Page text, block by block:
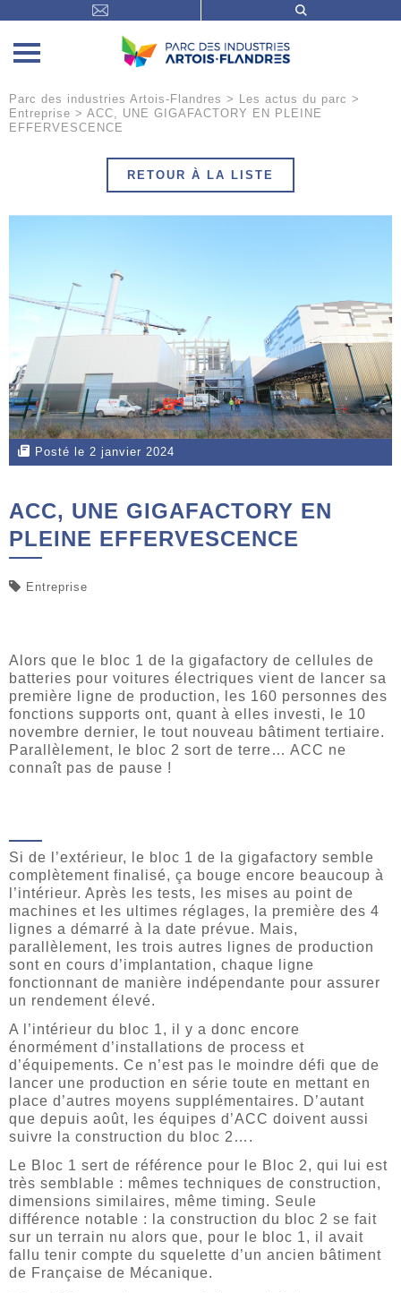
Parc des industries Artois-Flandres > Les actus du parc >
Entreprise > ACC, UNE GIGAFACTORY EN PLEINE
EFFERVESCENCE
RETOUR À LA LISTE
Posté le 2 janvier 2024
ACC, UNE GIGAFACTORY EN
PLEINE EFFERVESCENCE
Entreprise
Alors que le bloc 1 de la gigafactory de cellules de
batteries pour voitures électriques vient de lancer sa
première ligne de production, les 160 personnes des
fonctions supports ont, quant à elles investi, le 10
novembre dernier, le tout nouveau bâtiment tertiaire.
Parallèlement, le bloc 2 sort de terre… ACC ne
connaît pas de pause !
Si de l’extérieur, le bloc 1 de la gigafactory semble
complètement finalisé, ça bouge encore beaucoup à
l’intérieur. Après les tests, les mises au point de
machines et les ultimes réglages, la première des 4
lignes a démarré à la date prévue. Mais,
parallèlement, les trois autres lignes de production
sont en cours d’implantation, chaque ligne
fonctionnant de manière indépendante pour assurer
un rendement élevé.
A l’intérieur du bloc 1, il y a donc encore
énormément d’installations de process et
d’équipements. Ce n’est pas le moindre défi que de
lancer une production en série toute en mettant en
place d’autres moyens supplémentaires. D’autant
que depuis août, les équipes d’ACC doivent aussi
suivre la construction du bloc 2….
Le Bloc 1 sert de référence pour le Bloc 2, qui lui est
très semblable : mêmes techniques de construction,
dimensions similaires, même timing. Seule
différence notable : la construction du bloc 2 se fait
sur un terrain nu alors que, pour le bloc 1, il avait
fallu tenir compte du squelette d’un ancien bâtiment
de Française de Mécanique.